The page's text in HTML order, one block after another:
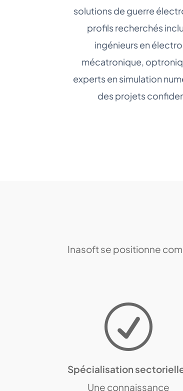
solutions de guerre
profils recherchés
ingénieurs en
mécatronique,
experts en simulation
des projets
Inasoft se positionne
R
Spécialisation
Une connaissance